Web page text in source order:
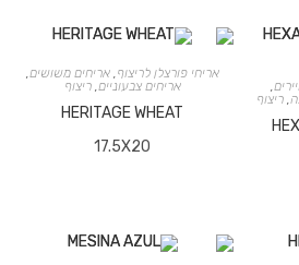
,
, ריצוף
אריחי פורצלן לריצוף,אריחים משושים,
אריחים צבעוניים,ריצוף
HERITAGE WHEAT
17.5X20